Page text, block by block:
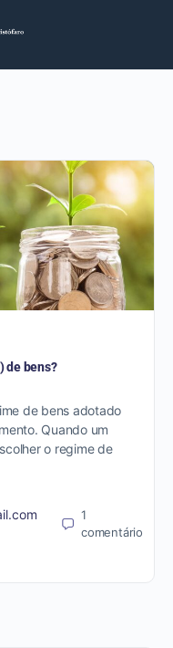
de bens?
de bens adotado
Quando um
o regime de
1
comentário